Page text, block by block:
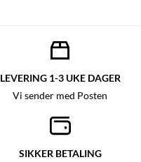
LEVERING 1-3 UKE DAGER
Vi sender med Posten
SIKKER BETALING